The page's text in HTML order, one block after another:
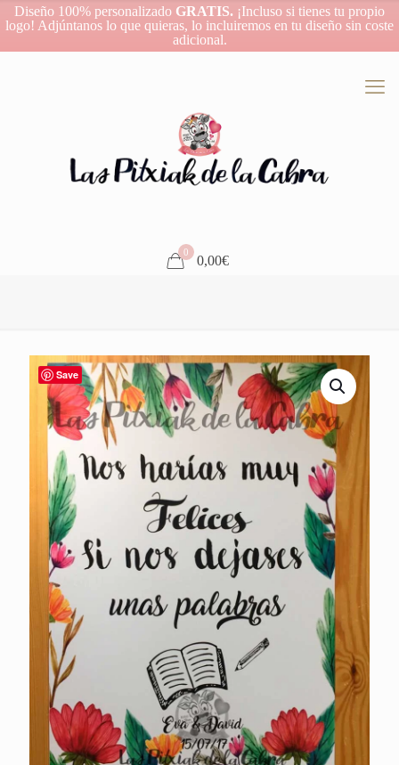
Diseño 100% personalizado GRATIS. ¡Incluso si tienes tu propio
logo! Adjúntanos lo que quieras, lo incluiremos en tu diseño sin coste
adicional.
0
0,00€
Save